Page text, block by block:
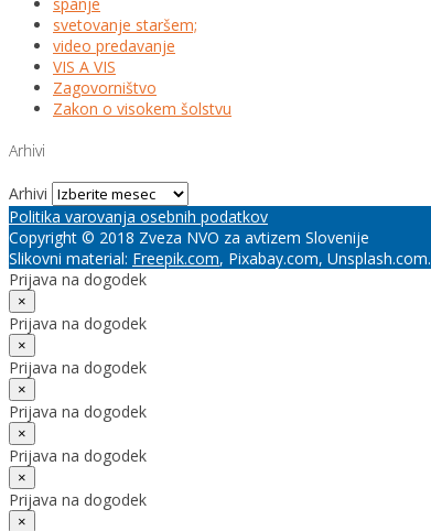
svetovanje staršem;
video predavanje
VIS A VIS
Zagovorništvo
Zakon o visokem šolstvu
Arhivi
Arhivi
Politika varovanja osebnih podatkov
Copyright © 2018 Zveza NVO za avtizem Slovenije
Slikovni material: Freepik.com, Pixabay.com, Unsplash.com.
Prijava na dogodek
×
Prijava na dogodek
×
Prijava na dogodek
×
Prijava na dogodek
×
Prijava na dogodek
×
Prijava na dogodek
×